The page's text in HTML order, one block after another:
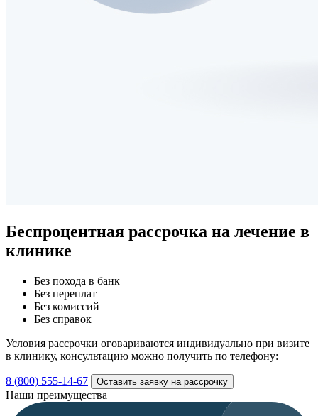
Беспроцентная рассрочка на лечение в
клинике
Без похода в банк
Без переплат
Без комиссий
Без справок
Условия рассрочки оговариваются индивидуально при визите
в клинику, консультацию можно получить по телефону:
8 (800) 555-14-67 Оставить заявку на рассрочку
Наши преимущества